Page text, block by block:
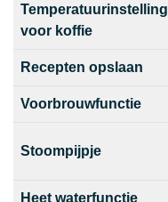
Temperatuurinstelling
voor koffie
Recepten opslaan
Voorbrouwfunctie
Stoompijpje
Heet waterfunctie